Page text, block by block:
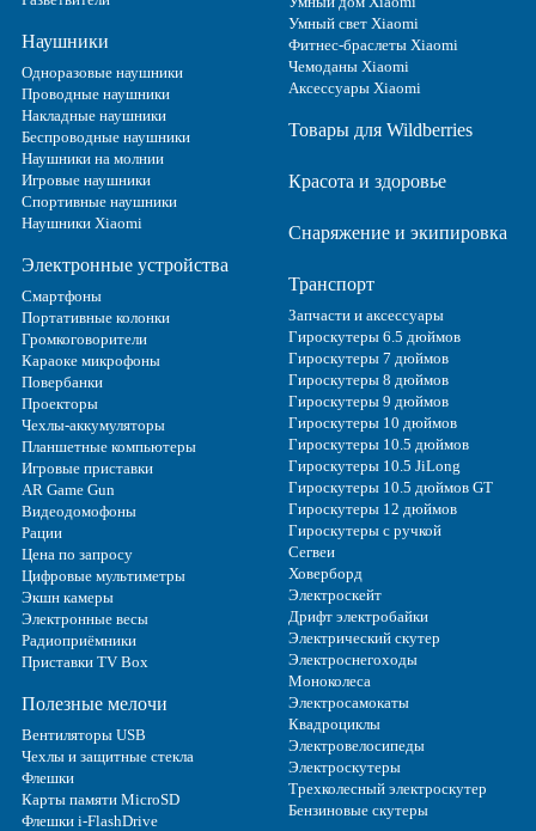
Наушники
Одноразовые наушники
Проводные наушники
Накладные наушники
Беспроводные наушники
Наушники на молнии
Игровые наушники
Спортивные наушники
Наушники Xiaomi
Электронные устройства
Смартфоны
Портативные колонки
Громкоговорители
Караоке микрофоны
Повербанки
Проекторы
Чехлы-аккумуляторы
Планшетные компьютеры
Игровые приставки
AR Game Gun
Видеодомофоны
Рации
Цена по запросу
Цифровые мультиметры
Экшн камеры
Электронные весы
Радиоприёмники
Приставки TV Box
Полезные мелочи
Вентиляторы USB
Чехлы и защитные стекла
Флешки
Карты памяти MicroSD
Флешки i-FlashDrive
Умный свет Xiaomi
Фитнес-браслеты Xiaomi
Чемоданы Xiaomi
Аксессуары Xiaomi
Товары для Wildberries
Красота и здоровье
Снаряжение и экипировка
Транспорт
Запчасти и аксессуары
Гироскутеры 6.5 дюймов
Гироскутеры 7 дюймов
Гироскутеры 8 дюймов
Гироскутеры 9 дюймов
Гироскутеры 10 дюймов
Гироскутеры 10.5 дюймов
Гироскутеры 10.5 JiLong
Гироскутеры 10.5 дюймов GT
Гироскутеры 12 дюймов
Гироскутеры с ручкой
Сегвеи
Ховерборд
Электроскейт
Дрифт электробайки
Электрический скутер
Электроснегоходы
Моноколеса
Электросамокаты
Квадроциклы
Электровелосипеды
Электроскутеры
Трехколесный электроскутер
Бензиновые скутеры